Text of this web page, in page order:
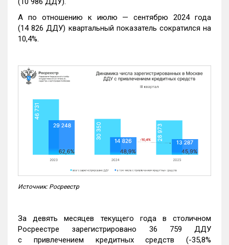
А по отношению к июлю — сентябрю 2024 года
(14 826 ДДУ) квартальный показатель сократился на
10,4%.
Источник: Росреестр
За девять месяцев текущего года в столичном
Росреестре зарегистрировано 36 759 ДДУ
с привлечением кредитных средств (-35,8%